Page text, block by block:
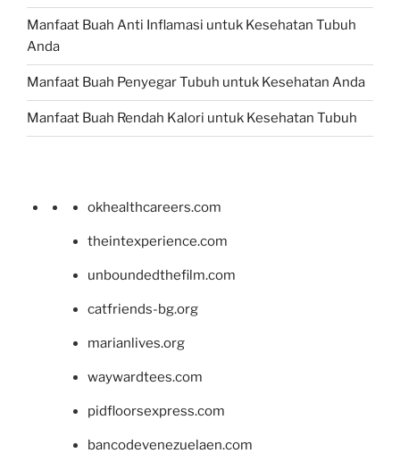
Manfaat Buah Anti Inflamasi untuk Kesehatan Tubuh
Anda
Manfaat Buah Penyegar Tubuh untuk Kesehatan Anda
Manfaat Buah Rendah Kalori untuk Kesehatan Tubuh
okhealthcareers.com
theintexperience.com
unboundedthefilm.com
catfriends-bg.org
marianlives.org
waywardtees.com
pidfloorsexpress.com
bancodevenezuelaen.com